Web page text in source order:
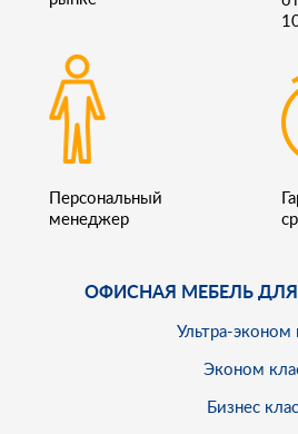
Персональный
менеджер
ОФИСНАЯ МЕБЕЛЬ
Ультра-эконом
Эконом
Бизнес